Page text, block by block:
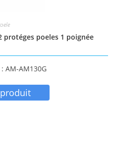
protéges poeles 1 poignée
AM-AM130G